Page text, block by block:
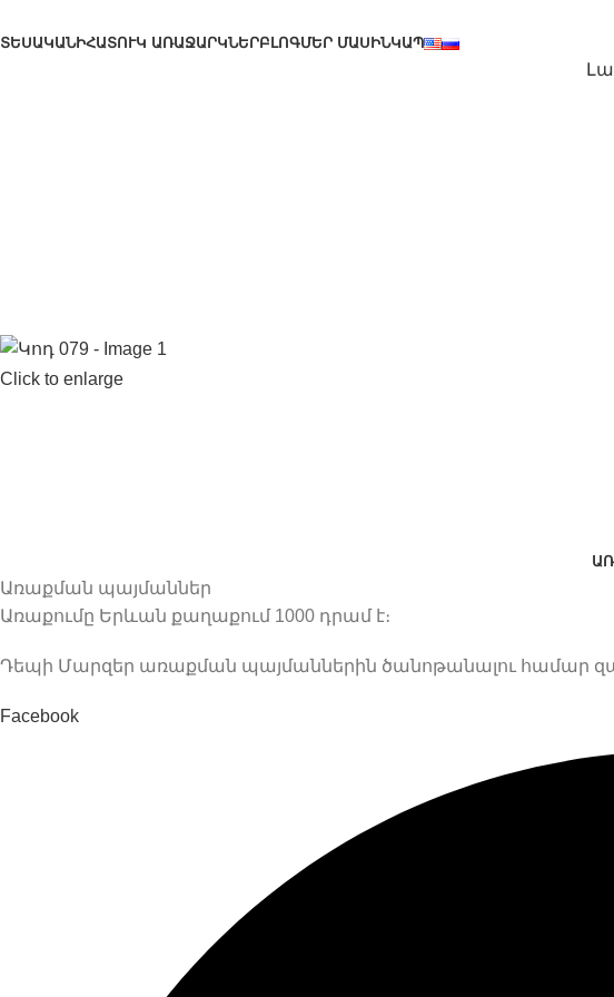
ՏԵՍԱԿԱՆԻՀԱՏՈՒԿ ԱՌԱՋԱՐԿՆԵՐԲԼՈԳՄԵՐ ՄԱՍԻՆԿԱՊ
Click to enlarge
Առաքման պայմաններ
Առաքումը Երևան քաղաքում 1000 դրամ է։
Դեպի Մարզեր առաքման պայմաններին ծանոթանալու համար
Facebook